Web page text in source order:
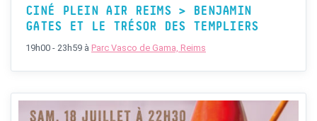
CINÉ PLEIN AIR REIMS > BENJAMIN
GATES ET LE TRÉSOR DES TEMPLIERS
19h00 - 23h59 à Parc Vasco de Gama, Reims